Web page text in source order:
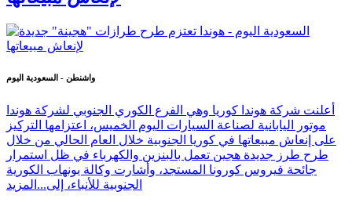
واشنطن - السعودية اليوم
أعلنت شركة هوندا كوريا وهي الفرع الكوري الجنوبي لشركة هوندا
موتور اليابانية لصناعة السيارات اليوم الخميس، اعتزامها التركيز
على إنعاش مبيعاتها في كوريا الجنوبية خلال العام الحالي من خلال
طرح طرز جديدة هجين تعمل بالبنزين والكهرباء في ظل استمرار
جائحة فيروس كورونا المستجد، وأشارت وكالة يونهاب الكورية
الجنوبية للأنباء، إلى... المزيد